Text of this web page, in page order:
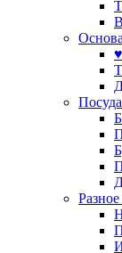
Основа
Разное